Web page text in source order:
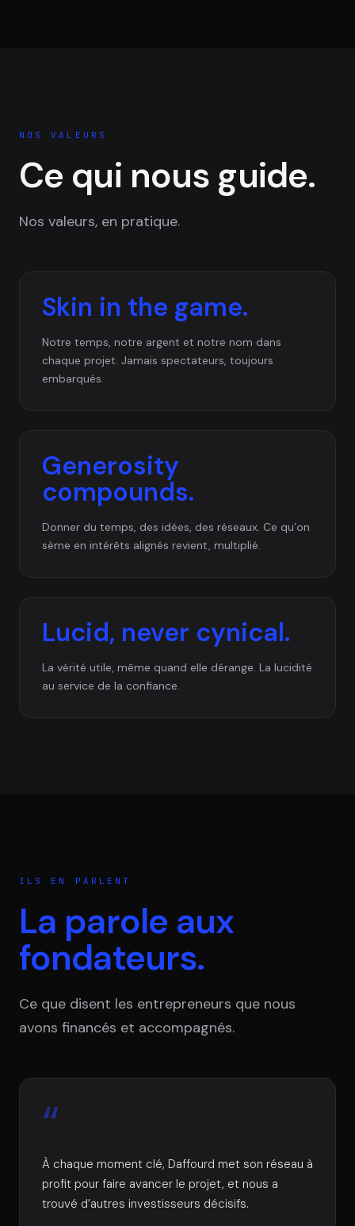
NOS VALEURS
Ce qui nous guide.
Nos valeurs, en pratique.
Skin in the game.
Notre temps, notre argent et notre nom dans
chaque projet. Jamais spectateurs, toujours
embarqués.
Generosity
compounds.
Donner du temps, des idées, des réseaux. Ce qu’on
sème en intérêts alignés revient, multiplié.
Lucid, never cynical.
La vérité utile, même quand elle dérange. La lucidité
au service de la confiance.
ILS EN PARLENT
La parole aux
fondateurs.
Ce que disent les entrepreneurs que nous
avons financés et accompagnés.
“
À chaque moment clé, Daffourd met son réseau à
profit pour faire avancer le projet, et nous a
trouvé d’autres investisseurs décisifs.